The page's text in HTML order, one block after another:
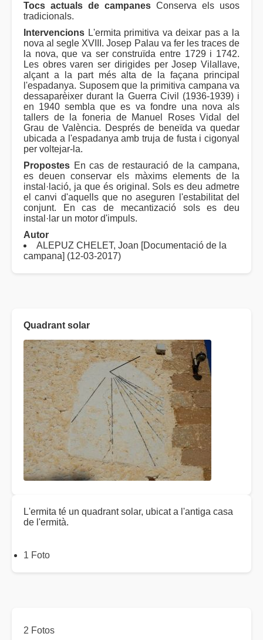
Tocs actuals de campanes Conserva els usos
tradicionals.
Intervencions L'ermita primitiva va deixar pas a la
nova al segle XVIII. Josep Palau va fer les traces de
la nova, que va ser construïda entre 1729 i 1742.
Les obres varen ser dirigides per Josep Vilallave,
alçant a la part més alta de la façana principal
l'espadanya. Suposem que la primitiva campana va
dessaparèixer durant la Guerra Civil (1936-1939) i
en 1940 sembla que es va fondre una nova als
tallers de la foneria de Manuel Roses Vidal del
Grau de València. Després de beneïda va quedar
ubicada a l'espadanya amb truja de fusta i cigonyal
per voltejar-la.
Propostes En cas de restauració de la campana,
es deuen conservar els màxims elements de la
instal·lació, ja que és original. Sols es deu admetre
el canvi d'aquells que no aseguren l'estabilitat del
conjunt. En cas de mecantizació sols es deu
instal·lar un motor d'impuls.
Autor
ALEPUZ CHELET, Joan [Documentació de la
campana] (12-03-2017)
Quadrant solar
L'ermita té un quadrant solar, ubicat a l'antiga casa
de l'ermità.
1 Foto
2 Fotos